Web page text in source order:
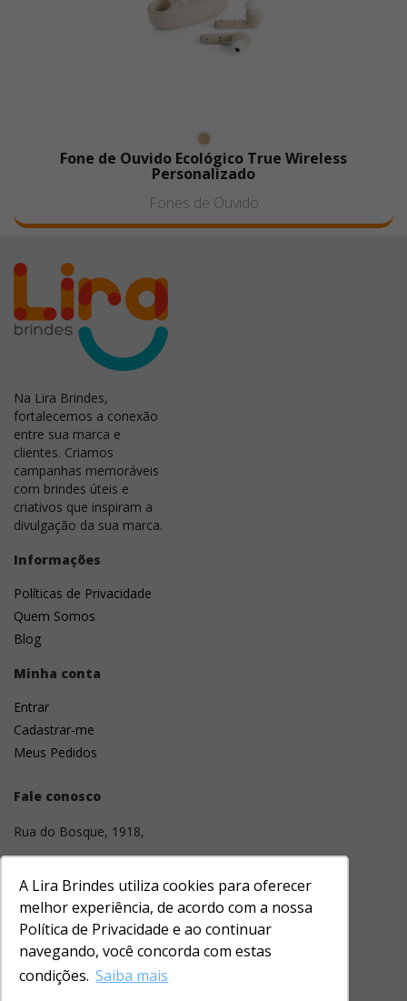
A Lira Brindes utiliza cookies para oferecer
melhor experiência, de acordo com a nossa
Política de Privacidade e ao continuar
navegando, você concorda com estas
condições. Saiba mais
Fone de Ouvido Ecológico True Wireless
Personalizado
Fones de Ouvido
Na Lira Brindes,
fortalecemos a conexão
entre sua marca e
clientes. Criamos
campanhas memoráveis
com brindes úteis e
criativos que inspiram a
divulgação da sua marca.
Informações
Políticas de Privacidade
Quem Somos
Blog
Minha conta
Entrar
Cadastrar-me
Meus Pedidos
Fale conosco
Rua do Bosque, 1918,
01136-001
Barra Funda, São Paulo, SP
(11) 3331-1643
contato@lirabrindes.com